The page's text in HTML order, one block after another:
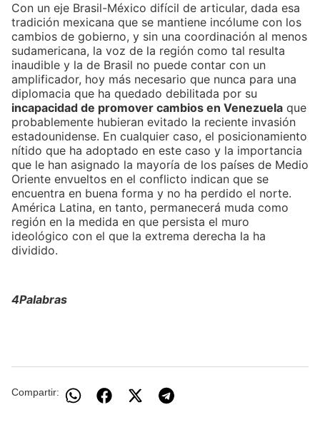
Con un eje Brasil-México difícil de articular, dada esa
tradición mexicana que se mantiene incólume con los
cambios de gobierno, y sin una coordinación al menos
sudamericana, la voz de la región como tal resulta
inaudible y la de Brasil no puede contar con un
amplificador, hoy más necesario que nunca para una
diplomacia que ha quedado debilitada por su
incapacidad de promover cambios en Venezuela que
probablemente hubieran evitado la reciente invasión
estadounidense. En cualquier caso, el posicionamiento
nítido que ha adoptado en este caso y la importancia
que le han asignado la mayoría de los países de Medio
Oriente envueltos en el conflicto indican que se
encuentra en buena forma y no ha perdido el norte.
América Latina, en tanto, permanecerá muda como
región en la medida en que persista el muro
ideológico con el que la extrema derecha la ha
dividido.
4Palabras
Compartir: